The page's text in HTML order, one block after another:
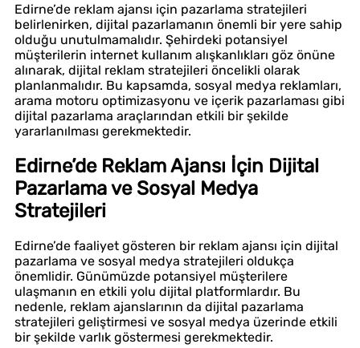
Edirne’de reklam ajansı için pazarlama stratejileri
belirlenirken, dijital pazarlamanın önemli bir yere sahip
olduğu unutulmamalıdır. Şehirdeki potansiyel
müşterilerin internet kullanım alışkanlıkları göz önüne
alınarak, dijital reklam stratejileri öncelikli olarak
planlanmalıdır. Bu kapsamda, sosyal medya reklamları,
arama motoru optimizasyonu ve içerik pazarlaması gibi
dijital pazarlama araçlarından etkili bir şekilde
yararlanılması gerekmektedir.
Edirne’de Reklam Ajansı İçin Dijital
Pazarlama ve Sosyal Medya
Stratejileri
Edirne’de faaliyet gösteren bir reklam ajansı için dijital
pazarlama ve sosyal medya stratejileri oldukça
önemlidir. Günümüzde potansiyel müşterilere
ulaşmanın en etkili yolu dijital platformlardır. Bu
nedenle, reklam ajanslarının da dijital pazarlama
stratejileri geliştirmesi ve sosyal medya üzerinde etkili
bir şekilde varlık göstermesi gerekmektedir.